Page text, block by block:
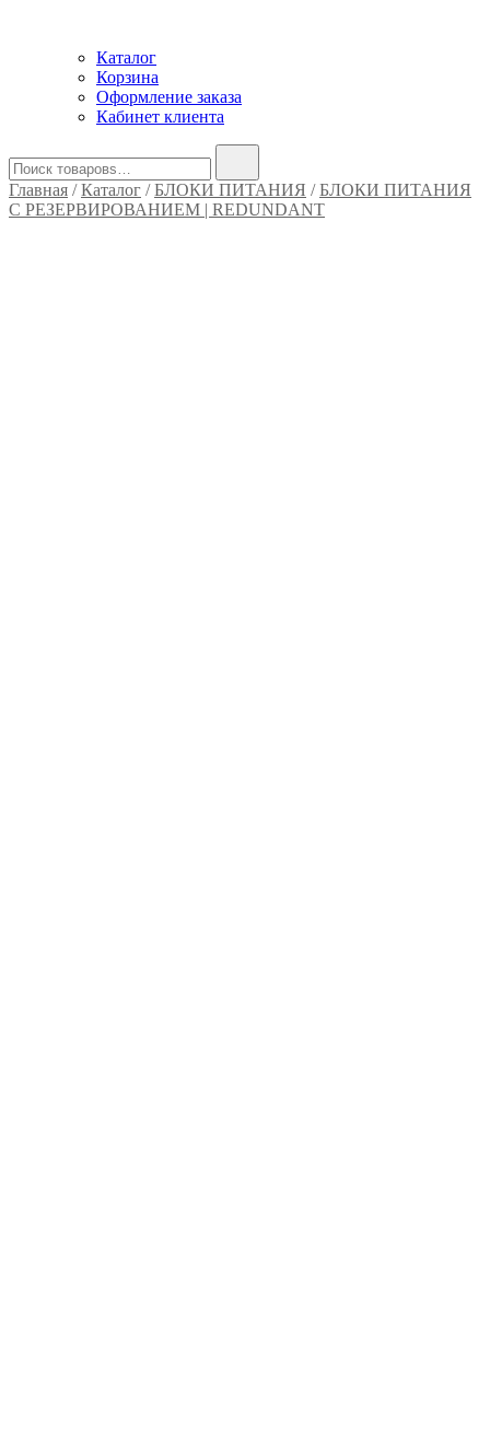
Каталог
Корзина
Оформление заказа
Кабинет клиента
Главная /Каталог /БЛОКИ ПИТАНИЯ /БЛОКИ ПИТАНИЯ
С РЕЗЕРВИРОВАНИЕМ | REDUNDANT